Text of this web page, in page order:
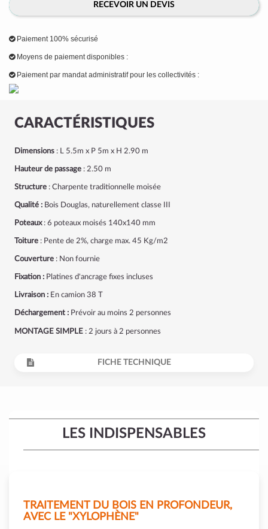
CARACTÉRISTIQUES
Dimensions : L 5.5m x P 5m x H 2.90 m
Hauteur de passage : 2.50 m
Structure : Charpente traditionnelle moisée
Qualité : Bois Douglas, naturellement classe III
Poteaux: 6 poteaux moisés 140x140 mm
Toiture : Pente de 2%, charge max. 45 Kg/m2
Couverture : Non fournie
Fixation : Platines d'ancrage fixes incluses
Livraison : En camion 38 T
Déchargement : Prévoir au moins 2 personnes
MONTAGE SIMPLE : 2 jours à 2 personnes
FICHE TECHNIQUE
RECEVOIR UN DEVIS
Paiement 100% sécurisé
Moyens de paiement disponibles :
Paiement par mandat administratif pour les collectivités :
LES INDISPENSABLES
TRAITEMENT DU BOIS EN PROFONDEUR,
AVEC LE "XYLOPHÈNE"